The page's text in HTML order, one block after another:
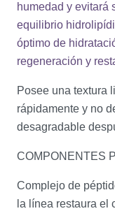
humedad y evitará
equilibrio
óptimo de
regeneración y
Posee una textura
rápidamente y no
desagradable
COMPONENTES
Complejo de
la línea restaura el